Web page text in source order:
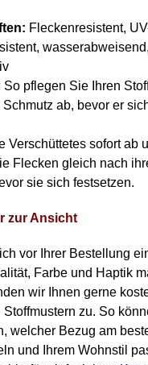
Fleckenresistent,
wasserabweisend,
So pflegen Sie Ihren
ab, bevor er
Verschüttetes sofort ab
Flecken gleich nach
sie sich festsetzen.
zur Ansicht
vor Ihrer Bestellung
Farbe und Haptik
wir Ihnen gerne
zu. So
welcher Bezug am
und Ihrem Wohnstil